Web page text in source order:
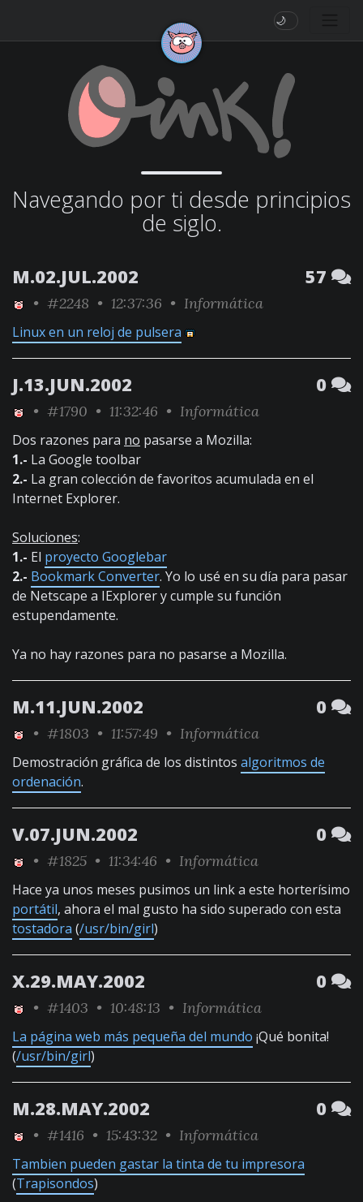
🌙
Navegando por ti desde principios
de siglo.
M.02.JUL.2002 57
• #2248 • 12:37:36 • Informática
Linux en un reloj de pulsera
J.13.JUN.2002 0
• #1790 • 11:32:46 • Informática
Dos razones para no pasarse a Mozilla:
1.- La Google toolbar
2.- La gran colección de favoritos acumulada en el
Internet Explorer.
Soluciones:
1.- El proyecto Googlebar
2.- Bookmark Converter. Yo lo usé en su día para pasar
de Netscape a IExplorer y cumple su función
estupendamente.
Ya no hay razones para no pasarse a Mozilla.
M.11.JUN.2002 0
• #1803 • 11:57:49 • Informática
Demostración gráfica de los distintos algoritmos de
ordenación.
V.07.JUN.2002 0
• #1825 • 11:34:46 • Informática
Hace ya unos meses pusimos un link a este horterísimo
portátil, ahora el mal gusto ha sido superado con esta
tostadora (/usr/bin/girl)
X.29.MAY.2002 0
• #1403 • 10:48:13 • Informática
La página web más pequeña del mundo ¡Qué bonita!
(/usr/bin/girl)
M.28.MAY.2002 0
• #1416 • 15:43:32 • Informática
Tambien pueden gastar la tinta de tu impresora
(Trapisondos)